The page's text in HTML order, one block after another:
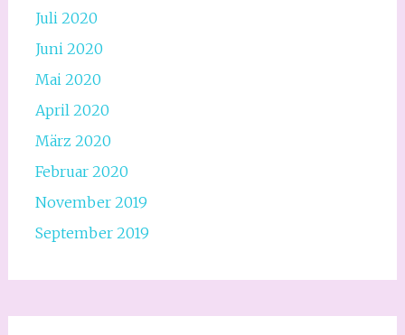
Juli 2020
Juni 2020
Mai 2020
April 2020
März 2020
Februar 2020
November 2019
September 2019